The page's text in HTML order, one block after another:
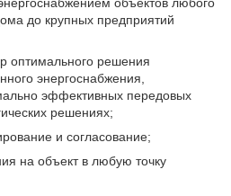
объектов любого
до крупных предприятий
оптимального решения
энергоснабжения,
эффективных передовых
решениях;
и согласование;
на объект в любую точку